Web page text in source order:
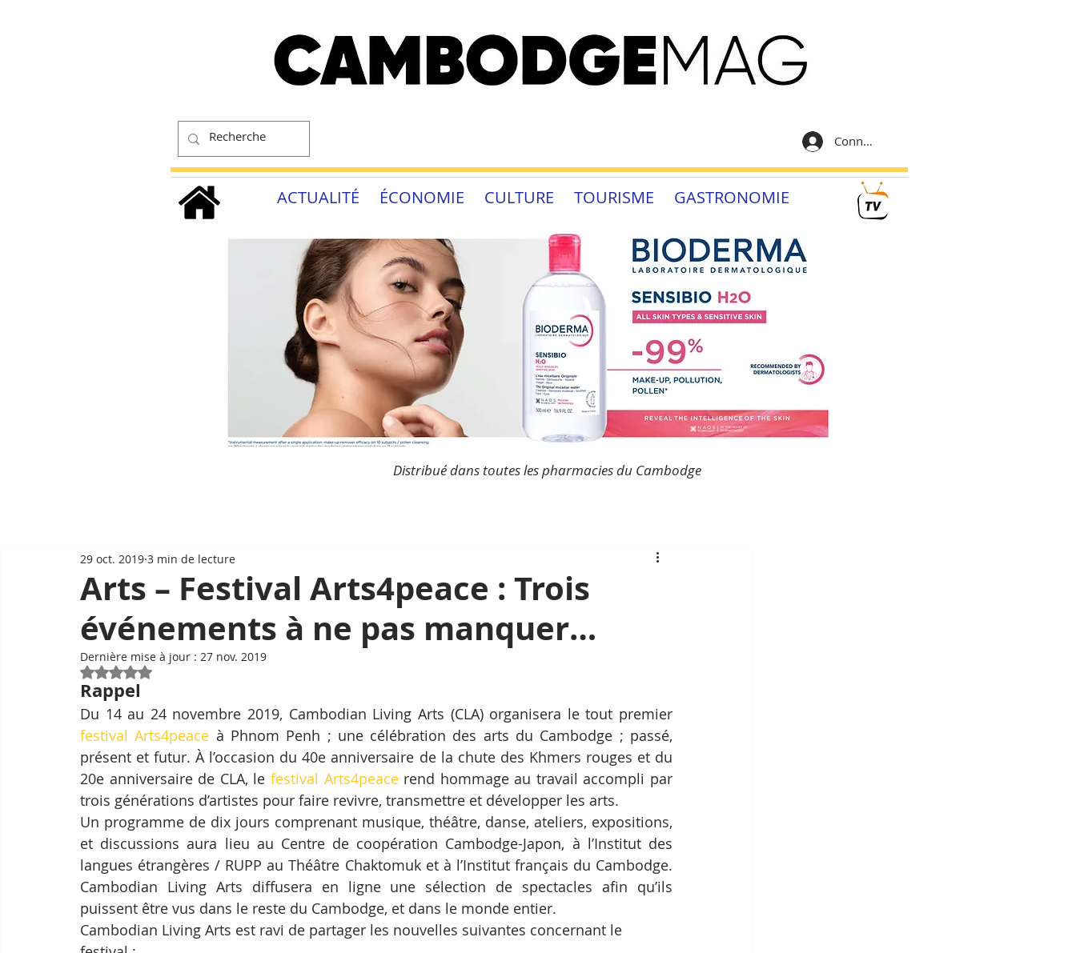
Connexion
ACTUALITÉ ÉCONOMIE CULTURE TOURISME GASTRONOMIE
Distribué dans toutes les pharmacies du Cambodge
Arts – Festival Arts4peace : Trois
événements à ne pas manquer…
29 oct. 2019 3 min de lecture
Dernière mise à jour : 27 nov. 2019
Noté NaN étoiles sur 5.
Rappel
festival Arts4peace à Phnom Penh ; une célébration des arts du Cambodge ; passé,
présent et futur. À l’occasion du 40e anniversaire de la chute des Khmers rouges et du
20e anniversaire de CLA, le festival Arts4peace rend hommage au travail accompli par
trois générations d’artistes pour faire revivre, transmettre et développer les arts.
Un programme de dix jours comprenant musique, théâtre, danse, ateliers, expositions,
et discussions aura lieu au Centre de coopération Cambodge-Japon, à l’Institut des
langues étrangères / RUPP au Théâtre Chaktomuk et à l’Institut français du Cambodge.
Cambodian Living Arts diffusera en ligne une sélection de spectacles afin qu’ils
puissent être vus dans le reste du Cambodge, et dans le monde entier.
Cambodian Living Arts est ravi de partager les nouvelles suivantes concernant le